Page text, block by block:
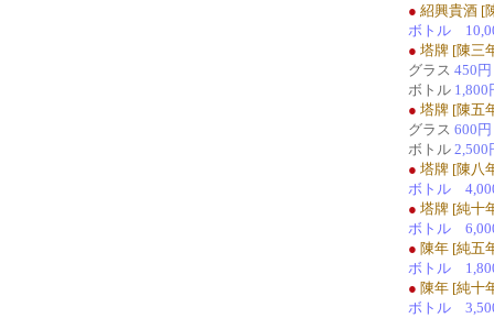
● 紹興貴酒 [
ボトル
● 塔牌 [陳三
グラス 450円
ボトル 1,800
● 塔牌 [陳五
グラス 600円
ボトル 2,500
● 塔牌 [陳八
ボトル
● 塔牌 [純十
ボトル
● 陳年 [純五
ボトル
● 陳年 [純十
ボトル